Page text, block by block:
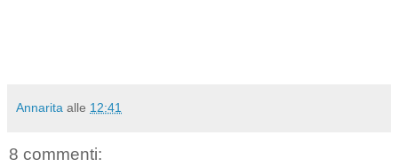
Annarita alle 12:41
8 commenti: